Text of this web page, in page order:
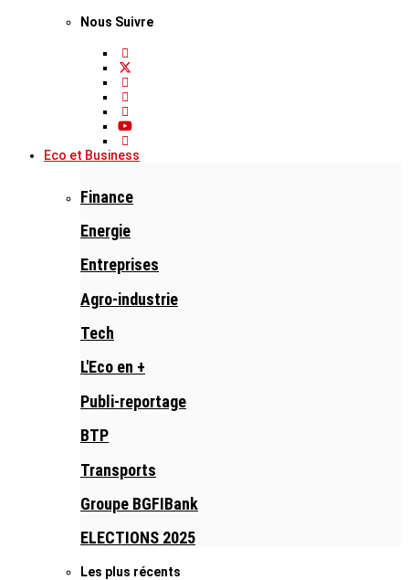
Nous Suivre
Eco et Business
Finance
Energie
Entreprises
Agro-industrie
Tech
L'Eco en +
Publi-reportage
BTP
Transports
Groupe BGFIBank
ELECTIONS 2025
Les plus récents